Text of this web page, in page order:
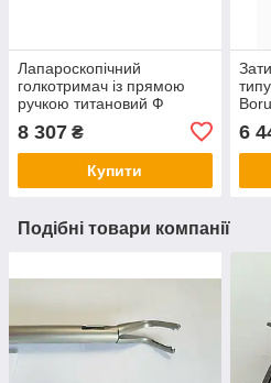
Лапароскопічний
голкотримач із прямою
ручкою титановий Ф
5Х330 мм, на праву руку
8 307 ₴
Купити
6
Подібні товари компанії